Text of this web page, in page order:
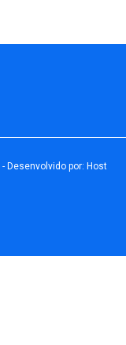
- Desenvolvido por: Host